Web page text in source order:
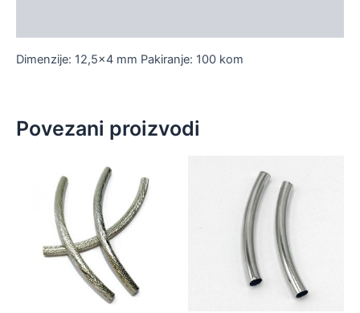
Dimenzije: 12,5×4 mm Pakiranje: 100 kom
Povezani proizvodi